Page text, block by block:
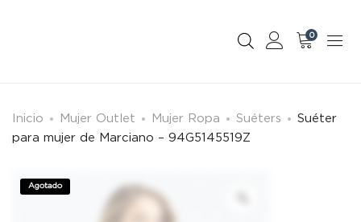
0
Inicio Mujer Outlet Mujer Ropa Suéters
Suéter
para mujer de Marciano – 94G5145519Z
Agotado